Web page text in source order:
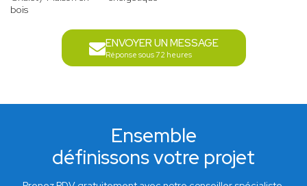
bois
ENVOYER UN MESSAGE
Réponse sous 72 heures
Ensemble
définissons votre projet